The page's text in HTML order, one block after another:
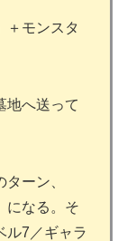
＋モンスタ
地へ送って
ーン、
になる。そ
ル7／ギャラ